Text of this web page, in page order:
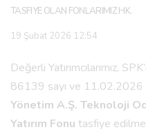
TASFIYE OLAN FONLARIMIZ HK.
19 Şubat 2026 12:54
Değerli Yatırımcılarımız,
86139 sayı ve 11.02.2026
Yönetim A.Ş. Teknoloji
Yatırım Fonu tasfiye